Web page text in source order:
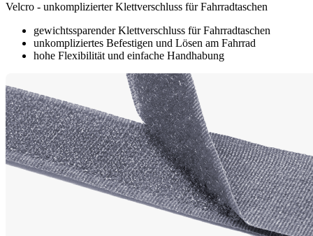
Velcro - unkomplizierter Klettverschluss für Fahrradtaschen
gewichtssparender Klettverschluss für Fahrradtaschen
unkompliziertes Befestigen und Lösen am Fahrrad
hohe Flexibilität und einfache Handhabung